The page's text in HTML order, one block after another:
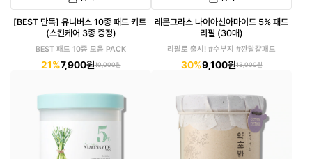
[BEST 단독] 유니버스 10종 패드 키트
(스킨케어 3종 증정)
BEST 패드 10종 모음 PACK
21%7,900원10,000원
레몬그라스 나이아신아마이드 5% 패드
리필 (30매)
리필로 출시! #수부지 #깐달걀패드
30%9,100원13,000원